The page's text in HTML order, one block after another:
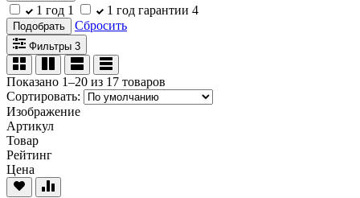
1 год 1 1 год гарантии 4
Подобрать Сбросить
Фильтры 3
Показано 1–20 из 17 товаров
Сортировать:
Изображение
Артикул
Товар
Рейтинг
Цена